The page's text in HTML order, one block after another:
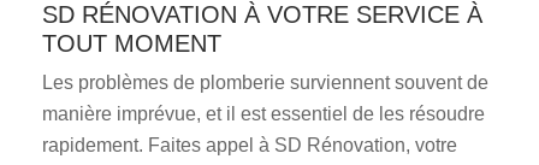
SD RÉNOVATION À VOTRE SERVICE À
TOUT MOMENT
Les problèmes de plomberie surviennent souvent de
manière imprévue, et il est essentiel de les résoudre
rapidement. Faites appel à SD Rénovation, votre